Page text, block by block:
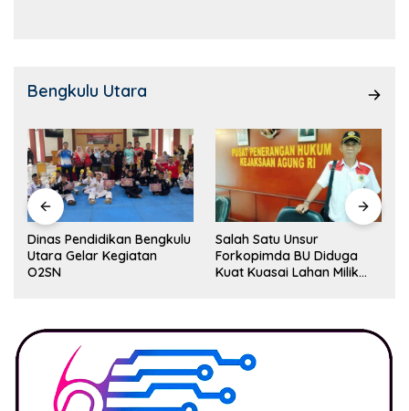
Bengkulu Utara
Dinas Pendidikan Bengkulu
Utara Gelar Kegiatan
O2SN
Salah Satu Unsur
Forkopimda BU Diduga
Kuat Kuasai Lahan Milik